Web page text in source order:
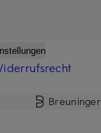
Breuninger